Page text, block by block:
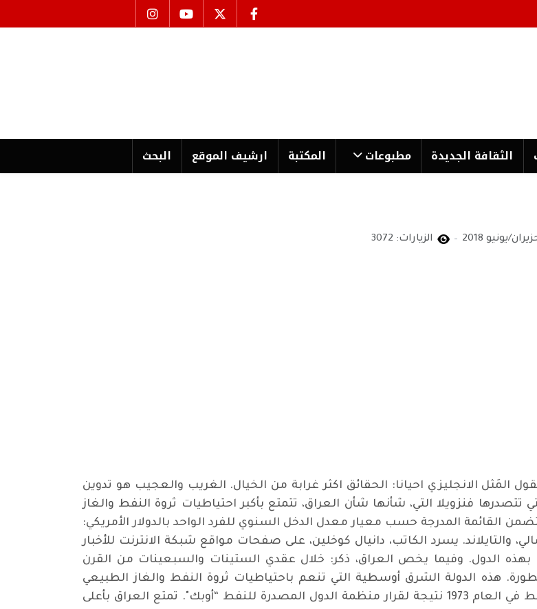
الثقافة الجدیدة مطبوعات المكتبة ارشیف الموقع البحث
الزيارات: 3072
الانجليزي احيانا: الحقائق اكثر غرابة من الخيال. الغريب والعجيب هو تدوين
تتصدرها فنزويلا التي، شأنها شأن العراق، تتمتع بأكبر احتياطيات ثروة النفط والغاز
القائمة المدرجة حسب معيار معدل الدخل السنوي للفرد الواحد بالدولار الأمريكي:
مالي، والتايلاند. يسرد الكاتب، دانيال كوخلين، على صفحات مواقع شبكة الانترنت للأخبار
الدول. وفيما يخص العراق، ذكر: خلال عقدي الستينات والسبعينات من القرن
هذه الدولة الشرق أوسطية التي تنعم باحتياطيات ثروة النفط والغاز الطبيعي
الهائلة، استفادت من تصاعد أسعار النفط عقب أزمة النفط في العام 1973 نتيجة لقرار منظمة الدول المصدرة للنفط “أوبك". تمتع العراق بأعلى